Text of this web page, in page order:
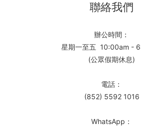
聯絡我們
辦公時間：
星期一至五 10:00am -
(公眾假期休息)
電話：
(852) 5592 1016
WhatsApp：